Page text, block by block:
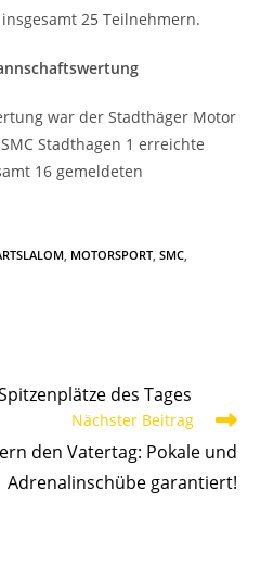
25 Teilnehmern.
war der Stadthäger Motor
Stadthagen 1 erreichte
16 gemeldeten
, MOTORSPORT, SMC,
des Tages
Nächster Beitrag
den Vatertag: Pokale und
Adrenalinschübe garantiert!